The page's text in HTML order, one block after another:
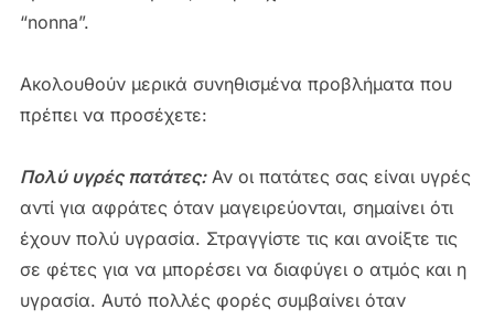
“nonna”.
Ακολουθούν μερικά συνηθισμένα προβλήματα που
πρέπει να προσέχετε:
Πολύ υγρές πατάτες:Αν οι πατάτες σας είναι υγρές
αντί για αφράτες όταν μαγειρεύονται, σημαίνει ότι
έχουν πολύ υγρασία. Στραγγίστε τις και ανοίξτε τις
σε φέτες για να μπορέσει να διαφύγει ο ατμός και η
υγρασία. Αυτό πολλές φορές συμβαίνει όταν